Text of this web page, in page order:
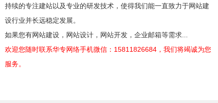
持续的专注建站以及专业的研发技术，使得我们能一直致力于网站建
设行业并长远稳定发展。
如果您有网站建设，网站设计，网站开发，企业邮箱等需求...
欢迎您随时联系华专网络手机微信：15811826684，我们将竭诚为您
服务。